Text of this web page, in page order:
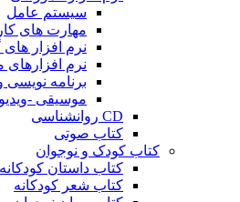
سیستم عامل
مهارت های کار
نرم افزار
نرم
برنامه
موسیقی -
CD روانشناسی
کتاب صوتی
کتاب کودک و نوجوان
کتاب داستان کودکانه
کتاب شعر کودکانه